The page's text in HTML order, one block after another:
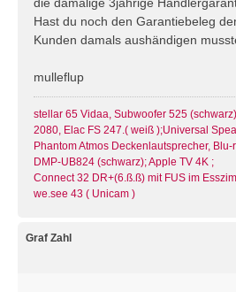
a
g
die damalige 3jährige
Hast du noch den Garantiebeleg
Kunden damals aushändigen
mulleflup
stellar 65 Vidaa, Subwoofer 525
2080, Elac FS 247.( weiß );Universal
Phantom Atmos Deckenlautsprecher,
DMP-UB824 (schwarz); Apple TV 4K ;
Connect 32 DR+(6.ß.ß) mit FUS im
we.see 43 ( Unicam )
Graf Zahl